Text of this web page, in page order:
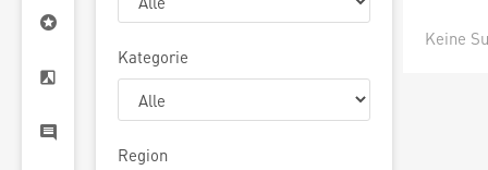
Kategorie
Region
Keine